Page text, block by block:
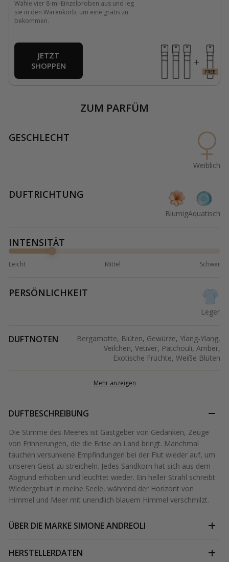
Wähle vier 8-ml-Einzelproben aus und leg
sie in den Warenkorb, um eine gratis zu
bekommen.
JETZT
SHOPPEN
ZUM PARFÜM
GESCHLECHT
Weiblich
DUFTRICHTUNG
BlumigAquatisch
INTENSITÄT
Leicht Mittel Schwer
PERSÖNLICHKEIT
Leger
DUFTNOTEN
Bergamotte, Blüten, Gewürze, Ylang-Ylang,
Veilchen, Vetiver, Patchouli, Amber,
Exotische Früchte, Weiße Blüten
Mehr anzeigen
DUFTBESCHREIBUNG
Die Stimme des Meeres ist Gastgeber von Gedanken, Zeuge
von Erinnerungen, die die Brise an Land bringt. Manchmal
tauchen versunkene Empfindungen bei der Flut wieder auf, um
unseren Geist zu streicheln. Jedes Sandkorn hat sich aus dem
Abgrund erhoben und leuchtet wieder. Ein heller Strahl schreibt
Wiedergeburt in meine Seele, während der Horizont von
Himmel und Meer mit unendlich blauem Himmel verschmilzt.
ÜBER DIE MARKE SIMONE ANDREOLI
HERSTELLERDATEN